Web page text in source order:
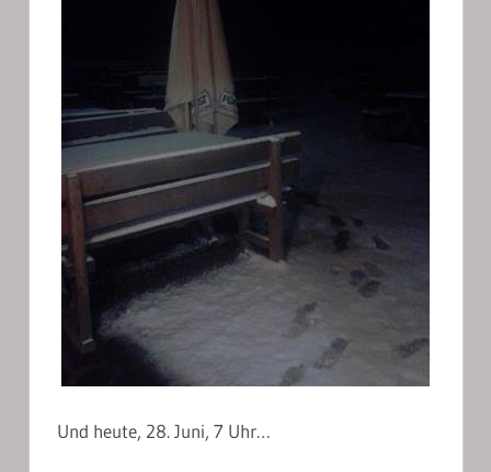
Und heute, 28. Juni, 7 Uhr…